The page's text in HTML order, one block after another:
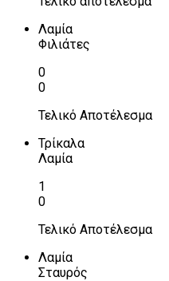
Λαμία
Φιλιάτες
0
0
Τελικό Αποτέλεσμα
Τρίκαλα
Λαμία
1
0
Τελικό Αποτέλεσμα
Λαμία
Σταυρός